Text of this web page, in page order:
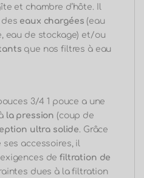
et chambre d’hôte. Il
eaux chargées (eau
eau de stockage) et/ou
que nos filtres à eau
3/4 1 pouce a une
la pression (coup de
ultra solide. Grâce
accessoires, il
de filtration de
dues à la filtration